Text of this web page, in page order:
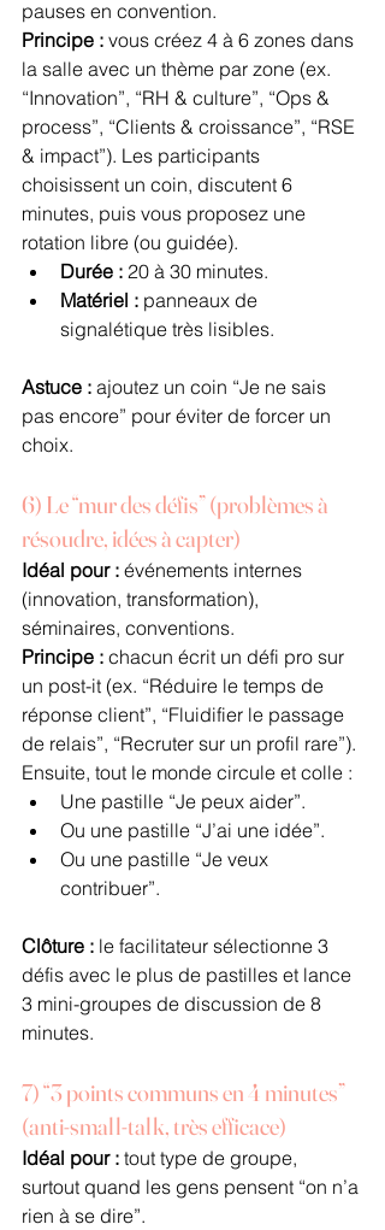
pauses en convention.
Principe : vous créez 4 à 6 zones dans
la salle avec un thème par zone (ex.
“Innovation”, “RH & culture”, “Ops &
process”, “Clients & croissance”, “RSE
& impact”). Les participants
choisissent un coin, discutent 6
minutes, puis vous proposez une
rotation libre (ou guidée).
Durée : 20 à 30 minutes.
Matériel : panneaux de
signalétique très lisibles.
Astuce : ajoutez un coin “Je ne sais
pas encore” pour éviter de forcer un
choix.
6) Le “mur des défis” (problèmes à
résoudre, idées à capter)
Idéal pour : événements internes
(innovation, transformation),
séminaires, conventions.
Principe : chacun écrit un défi pro sur
un post-it (ex. “Réduire le temps de
réponse client”, “Fluidifier le passage
de relais”, “Recruter sur un profil rare”).
Ensuite, tout le monde circule et colle :
Une pastille “Je peux aider”.
Ou une pastille “J’ai une idée”.
Ou une pastille “Je veux
contribuer”.
Clôture : le facilitateur sélectionne 3
défis avec le plus de pastilles et lance
3 mini-groupes de discussion de 8
minutes.
7) “3 points communs en 4 minutes”
(anti-small-talk, très efficace)
Idéal pour : tout type de groupe,
surtout quand les gens pensent “on n’a
rien à se dire”.